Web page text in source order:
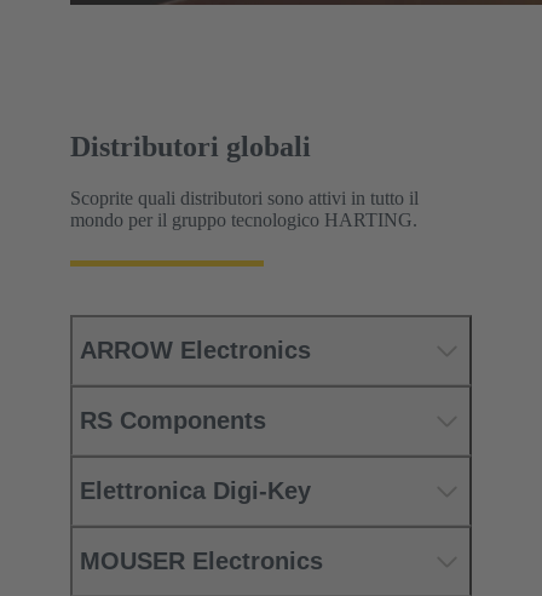
Distributori globali
Scoprite quali distributori sono attivi in tutto il
mondo per il gruppo tecnologico HARTING.
ARROW Electronics
RS Components
Elettronica Digi-Key
MOUSER Electronics